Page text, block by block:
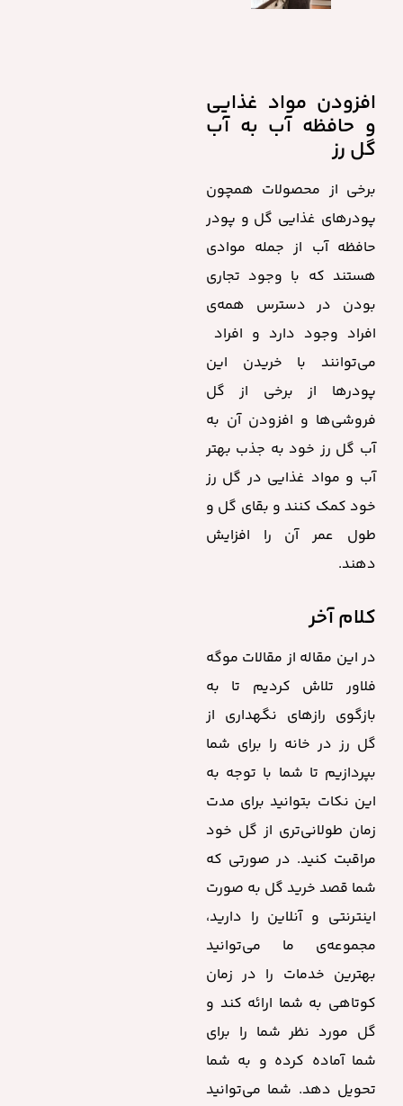
افزودن مواد غذایی
و حافظه آب به آب
گل رز
برخی از محصولات همچون
پودرهای غذایی گل و پودر
حافظه آب از جمله موادی
هستند که با وجود تجاری
بودن در دسترس همه‌ی
افراد وجود دارد و افراد
می‌توانند با خریدن این
پودرها از برخی از گل
فروشی‌ها و افزودن آن به
آب گل رز خود به جذب بهتر
آب و مواد غذایی در گل رز
خود کمک کنند و بقای گل و
طول عمر آن را افزایش
دهند.
کلام آخر
در این مقاله از مقالات موگه
فلاور تلاش کردیم تا به
بازگوی رازهای نگهداری از
گل رز در خانه را برای شما
بپردازیم تا شما با توجه به
این نکات بتوانید برای مدت
زمان طولانی‌تری از گل خود
مراقبت کنید. در صورتی که
شما قصد خرید گل به صورت
اینترنتی و آنلاین را دارید،
مجموعه‌ی ما می‌توانید
بهترین خدمات را در زمان
کوتاهی به شما ارائه کند و
گل مورد نظر شما را برای
شما آماده کرده و به شما
تحویل دهد. شما می‌توانید